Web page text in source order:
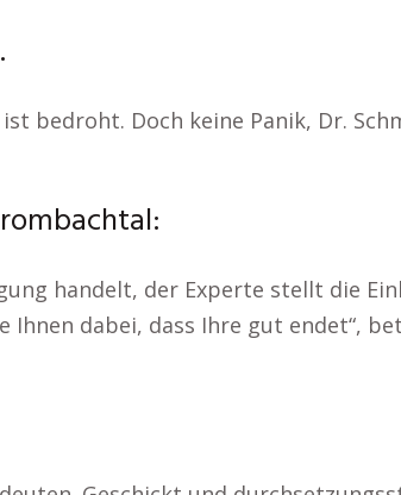
bedroht. Doch keine Panik, Dr.
handelt, der Experte stellt die
dabei, dass Ihre gut endet“,